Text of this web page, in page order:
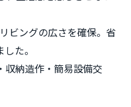
ビングの広さを確保。省
た。
収納造作・簡易設備交